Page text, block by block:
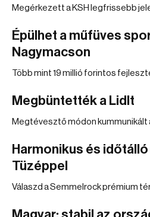
Megérkezett a KSH legfrissebb
Épülhet a műfüves
Nagymacson
Több mint 19 millió forintos
Megbüntették a Lidlt
Megtévesztő módon kummunikált
Harmonikus és
Tüzéppel
Válaszd a Semmelrock prémium